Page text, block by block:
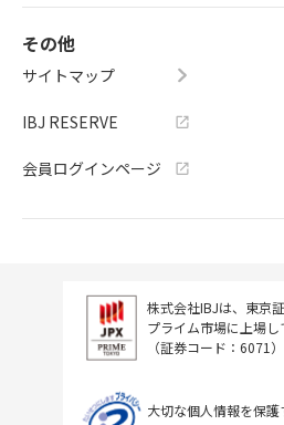
その他
サイトマップ
IBJ RESERVE
会員ログインページ
株式会社IBJは、東京
プライム市場に上場し
（証券コード：6071）
大切な個人情報を保